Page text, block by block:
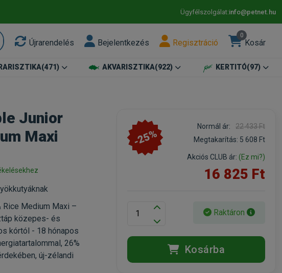
Ügyfélszolgálat:info@petnet.hu
Újrarendelés Bejelentkezés Regisztráció
0
Kosár
(471) AKVARISZTIKA(922) KERTITÓ(97)
Junior
Maxi
Rice Medium Maxi –
közepes- és
kórtól - 18 hónapos
26%
új-zélandi
-25%
Normál ár:
22 433 Ft
Megtakarítás: 5 608 Ft
Akciós CLUB ár: (Ez mi?)
16 825 Ft
Raktáron
Kosárba